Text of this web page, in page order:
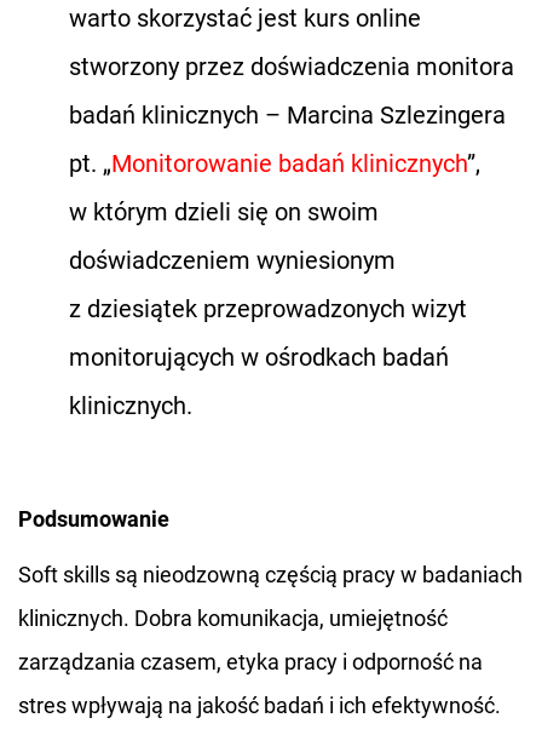
warto skorzystać jest kurs online
stworzony przez doświadczenia monitora
badań klinicznych – Marcina Szlezingera
pt. „Monitorowanie badań klinicznych”,
w którym dzieli się on swoim
doświadczeniem wyniesionym
z dziesiątek przeprowadzonych wizyt
monitorujących w ośrodkach badań
klinicznych.
Podsumowanie
Soft skills są nieodzowną częścią pracy w badaniach
klinicznych. Dobra komunikacja, umiejętność
zarządzania czasem, etyka pracy i odporność na
stres wpływają na jakość badań i ich efektywność.